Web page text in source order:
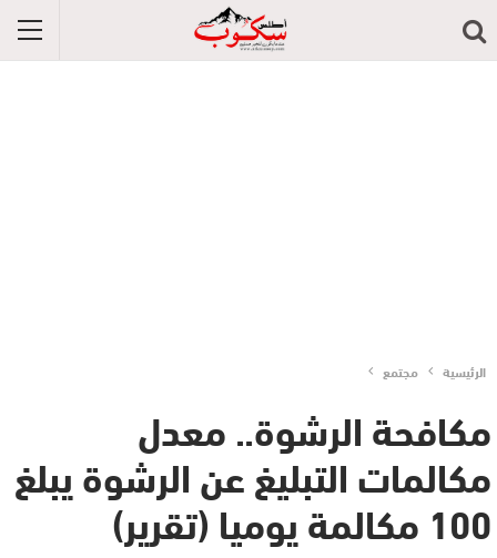
الرئيسية مجتمع
مكافحة الرشوة.. معدل
مكالمات التبليغ عن الرشوة يبلغ
100 مكالمة يوميا (تقرير)